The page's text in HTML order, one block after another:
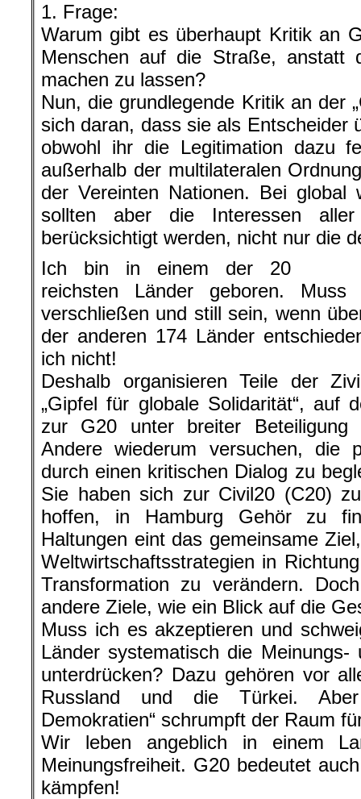
1. Frage:
Warum gibt es überhaupt Kritik an
Menschen auf die Straße, anstatt
machen zu lassen?
Nun, die grundlegende Kritik an der
sich daran, dass sie als Entscheider
obwohl ihr die Legitimation dazu
außerhalb der multilateralen
der Vereinten Nationen. Bei global
sollten aber die Interessen
berücksichtigt werden, nicht nur die
Ich bin in einem der 20
reichsten Länder geboren.
verschließen und still sein, wenn
der anderen 174 Länder
ich nicht!
Deshalb organisieren Teile der
„Gipfel für globale Solidarität“, auf
zur G20 unter breiter Beteiligung
Andere wiederum versuchen, die
durch einen kritischen Dialog zu
Sie haben sich zur Civil20 (C20)
hoffen, in Hamburg Gehör zu
Haltungen eint das gemeinsame
Weltwirtschaftsstrategien in
Transformation zu verändern.
andere Ziele, wie ein Blick auf die
Muss ich es akzeptieren und
Länder systematisch die Meinungs-
unterdrücken? Dazu gehören vor
Russland und die Türkei.
Demokratien“ schrumpft der Raum
Wir leben angeblich in einem
Meinungsfreiheit. G20 bedeutet
kämpfen!